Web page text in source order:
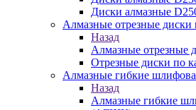
Диски алмазные
Алмазные отрезные
Назад
Алмазные отрезные
Отрезные диски по
Алмазные гибкие
Назад
Алмазные гибкие